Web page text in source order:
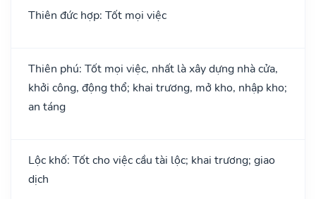
Thiên đức hợp: Tốt mọi việc
Thiên phú: Tốt mọi việc, nhất là xây dựng nhà cửa,
khởi công, động thổ; khai trương, mở kho, nhập kho;
an táng
Lộc khố: Tốt cho việc cầu tài lộc; khai trương; giao
dịch